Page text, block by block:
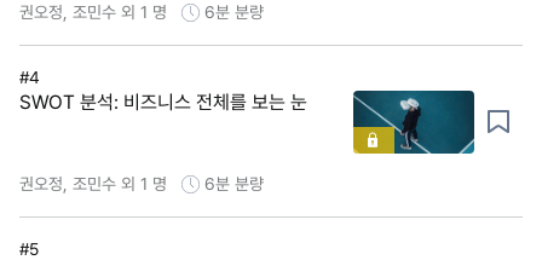
권오정, 조민수 외 1 명 6분 분량
#4
SWOT 분석: 비즈니스 전체를 보는 눈
권오정, 조민수 외 1 명 6분 분량
#5